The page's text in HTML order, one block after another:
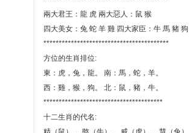
兩大君王：龍 虎 兩大惡人：鼠 猴
四大美女：兔 蛇 羊 雞 四大家臣：牛 馬 豬 狗
*****************************************
方位的生肖排位:
東：虎，兔，龍。 南：馬，蛇，羊。
西：雞，猴，狗。 北：鼠，豬，牛。
***************************************
十二生肖的代名: